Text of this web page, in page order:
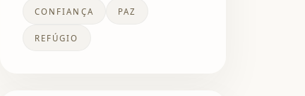
CONFIANÇA PAZ
REFÚGIO